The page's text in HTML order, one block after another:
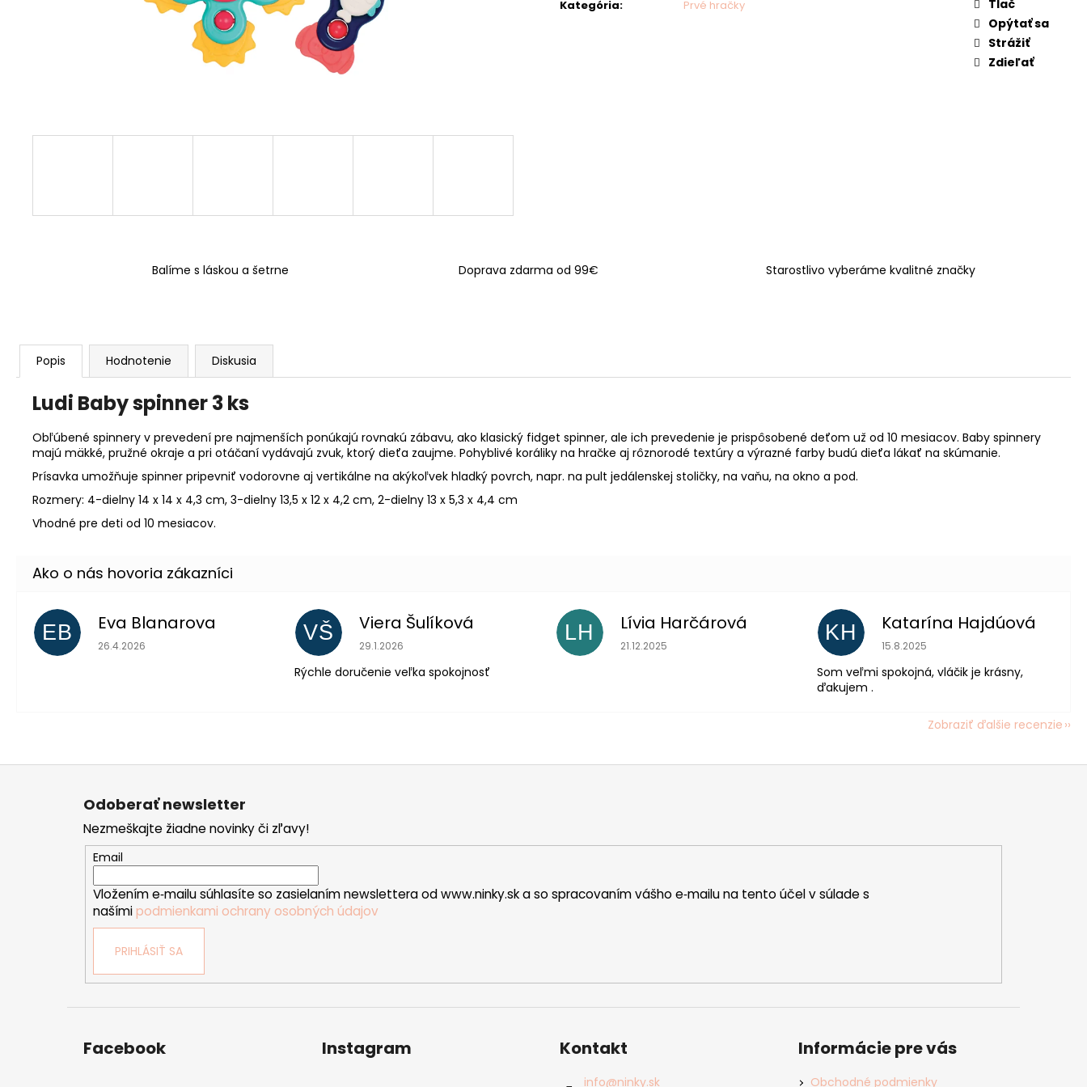
Kategória: Prvé hračky
Tlač
Opýtať sa
Strážiť
Zdieľať
Balíme s láskou a šetrne Doprava zdarma od 99€ Starostlivo vyberáme kvalitné značky
Popis Hodnotenie Diskusia
Ludi Baby spinner 3 ks
Obľúbené spinnery v prevedení pre najmenších ponúkajú rovnakú zábavu, ako klasický fidget spinner, ale ich prevedenie je prispôsobené deťom už od 10 mesiacov. Baby spinnery
majú mäkké, pružné okraje a pri otáčaní vydávajú zvuk, ktorý dieťa zaujme. Pohyblivé koráliky na hračke aj rôznorodé textúry a výrazné farby budú dieťa lákať na skúmanie.
Prísavka umožňuje spinner pripevniť vodorovne aj vertikálne na akýkoľvek hladký povrch, napr. na pult jedálenskej stoličky, na vaňu, na okno a pod.
Rozmery: 4-dielny 14 x 14 x 4,3 cm, 3-dielny 13,5 x 12 x 4,2 cm, 2-dielny 13 x 5,3 x 4,4 cm
Vhodné pre deti od 10 mesiacov.
EB Eva Blanarova
Hodnotenie obchodu je 5 z 5 hviezdičiek.
26.4.2026
VŠ Viera Šulíková
Hodnotenie obchodu je 5 z 5 hviezdičiek.
29.1.2026
Rýchle doručenie veľka spokojnosť
LH Lívia Harčárová
Hodnotenie obchodu je 5 z 5 hviezdičiek.
21.12.2025
KH Katarína Hajdúová
Hodnotenie obchodu je 5 z 5
15.8.2025
Som veľmi spokojná, vláčik je krásny,
ďakujem .
Zobraziť ďalšie recenzie
Z
Odoberať newsletter
Nezmeškajte žiadne novinky či zľavy!
Email
Vložením e‑mailu súhlasíte so zasielaním newslettera od www.ninky.sk a so spracovaním vášho e‑mailu na tento účel v súlade s
našími podmienkami ochrany osobných údajov
PRIHLÁSIŤ SA
Facebook Instagram Kontakt
info@ninky.sk
Informácie pre vás
Obchodné podmienky